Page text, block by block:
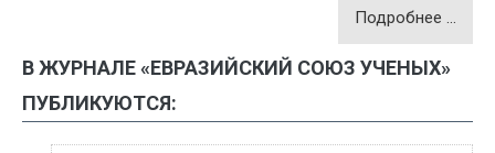
Подробнее …
В ЖУРНАЛЕ «ЕВРАЗИЙСКИЙ СОЮЗ УЧЕНЫХ»
ПУБЛИКУЮТСЯ: